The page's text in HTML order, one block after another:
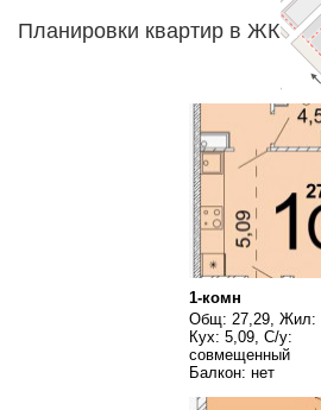
Планировки квартир в ЖК
1-комн
Общ: 27,29, Жил:
Кух: 5,09, С/у:
совмещенный
Балкон: нет